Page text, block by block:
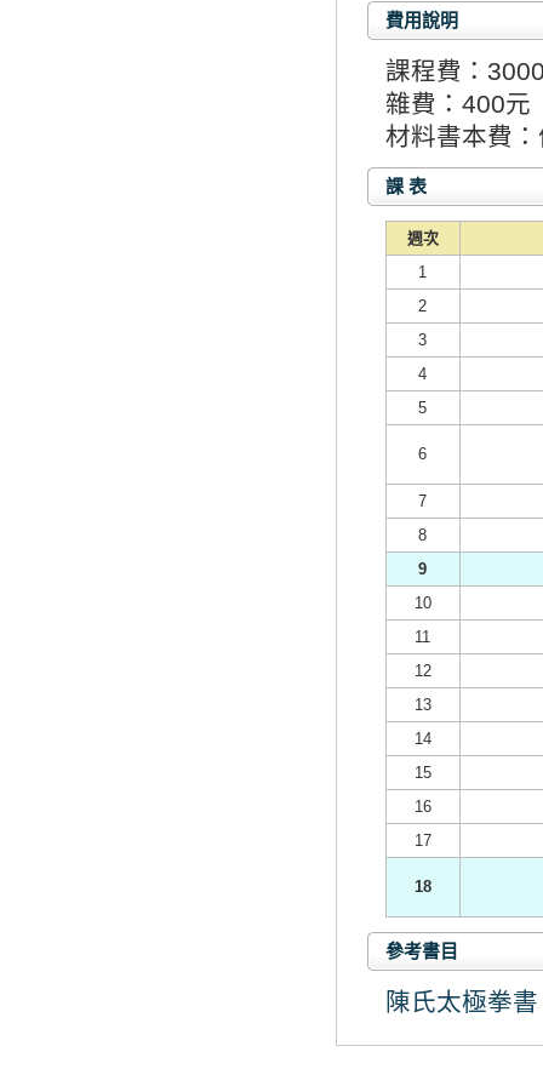
費用說明
課程費：
雜費：400元
材料書本費
課 表
週次
1
2
3
4
5
6
7
8
9
10
11
12
13
14
15
16
17
18
參考書目
陳氏太極拳